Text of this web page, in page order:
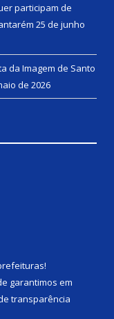
participam de
25 de junho
da Imagem de Santo
de 2026
!
garantimos em
transparência